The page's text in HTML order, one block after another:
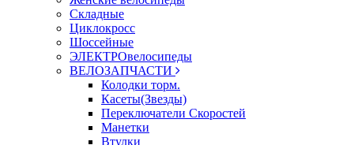
Складные
Циклокросс
Шоссейные
ЭЛЕКТРОвелосипеды
ВЕЛОЗАПЧАСТИ
Колодки торм.
Касеты(Звезды)
Переключатели Скоростей
Манетки
Втулки